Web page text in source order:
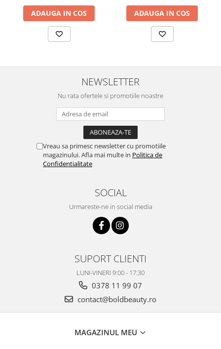
ADAUGA IN COS ADAUGA IN COS
NEWSLETTER
Nu rata ofertele si promotiile noastre
Vreau sa primesc newsletter cu promotiile
magazinului. Afla mai multe in Politica de
Confidentialitate
SOCIAL
Urmareste-ne in social media
SUPORT CLIENTI
LUNI-VINERI 9:00 - 17:30
0378 11 99 07
contact@boldbeauty.ro
MAGAZINUL MEU